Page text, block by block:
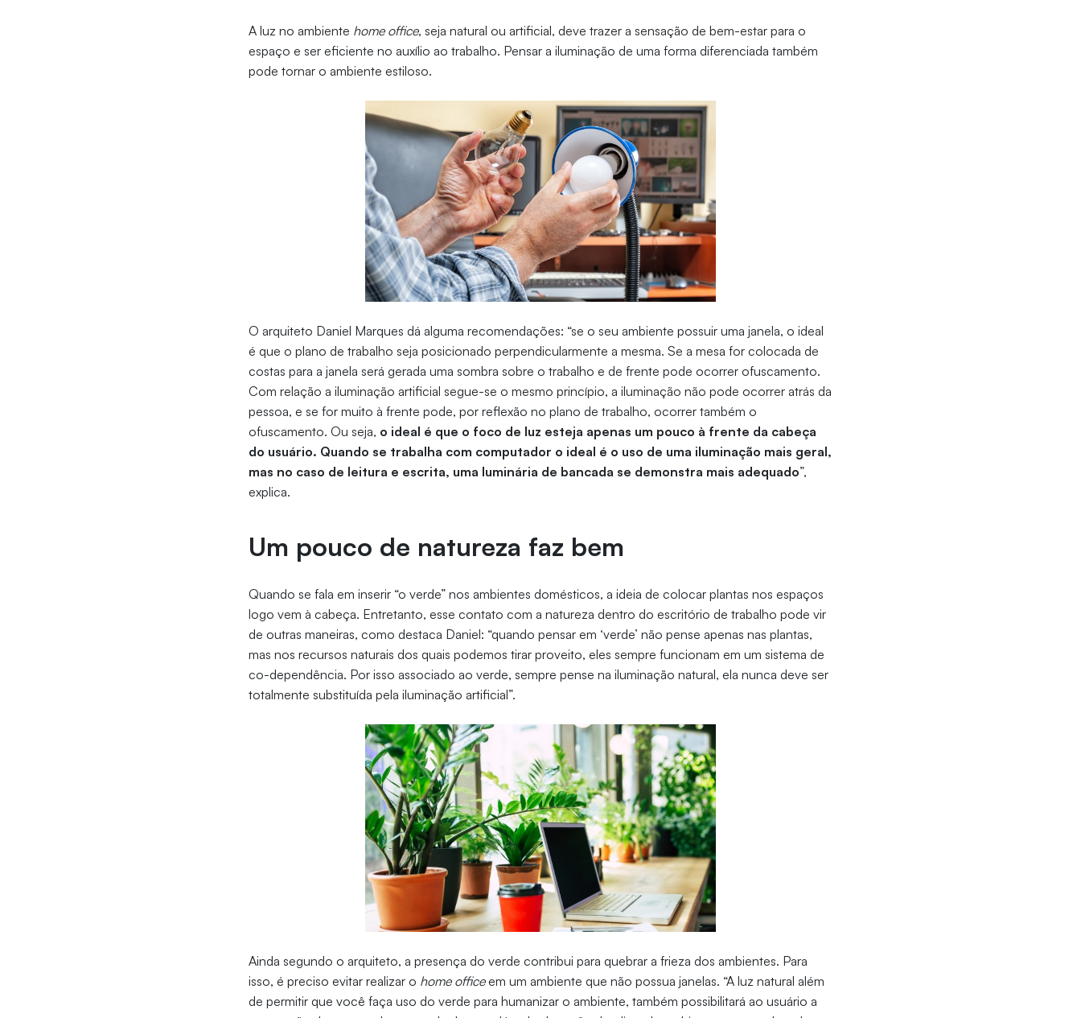
A luz no ambiente home office, seja natural ou artificial, deve trazer a sensação de bem-estar para o
espaço e ser eficiente no auxílio ao trabalho. Pensar a iluminação de uma forma diferenciada também
pode tornar o ambiente estiloso.
O arquiteto Daniel Marques dá alguma recomendações: “se o seu ambiente possuir uma janela, o ideal
é que o plano de trabalho seja posicionado perpendicularmente a mesma. Se a mesa for colocada de
costas para a janela será gerada uma sombra sobre o trabalho e de frente pode ocorrer ofuscamento.
Com relação a iluminação artificial segue-se o mesmo princípio, a iluminação não pode ocorrer atrás da
pessoa, e se for muito à frente pode, por reflexão no plano de trabalho, ocorrer também o
ofuscamento. Ou seja, o ideal é que o foco de luz esteja apenas um pouco à frente da cabeça
do usuário. Quando se trabalha com computador o ideal é o uso de uma iluminação mais geral,
mas no caso de leitura e escrita, uma luminária de bancada se demonstra mais adequado”,
explica.
Um pouco de natureza faz bem
Quando se fala em inserir “o verde” nos ambientes domésticos, a ideia de colocar plantas nos espaços
logo vem à cabeça. Entretanto, esse contato com a natureza dentro do escritório de trabalho pode vir
de outras maneiras, como destaca Daniel: “quando pensar em ‘verde’ não pense apenas nas plantas,
mas nos recursos naturais dos quais podemos tirar proveito, eles sempre funcionam em um sistema de
co-dependência. Por isso associado ao verde, sempre pense na iluminação natural, ela nunca deve ser
totalmente substituída pela iluminação artificial”.
Ainda segundo o arquiteto, a presença do verde contribui para quebrar a frieza dos ambientes. Para
isso, é preciso evitar realizar o home officeem um ambiente que não possua janelas. “A luz natural além
de permitir que você faça uso do verde para humanizar o ambiente, também possibilitará ao usuário a